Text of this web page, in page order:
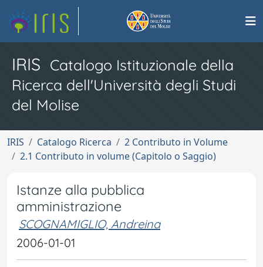
IRIS Catalogo Istituzionale della
Ricerca dell'Università degli Studi
del Molise
IRIS Catalogo Ricerca
2 Contributo in Volume
2.1 Contributo in volume (Capitolo o Saggio)
Istanze alla pubblica
amministrazione
SCOGNAMIGLIO, Andreina
2006-01-01